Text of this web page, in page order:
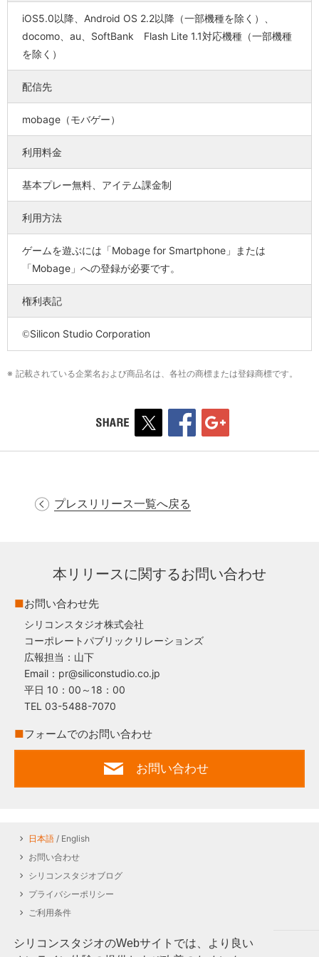
シリコンスタジオのWebサイトでは、より良い
iOS5.0以降、Android OS 2.2以降（一部機種を除く）、
docomo、au、SoftBank Flash Lite 1.1対応機種（一部機種
を除く）
配信先
mobage（モバゲー）
利用料金
基本プレー無料、アイテム課金制
利用方法
ゲームを遊ぶには「Mobage for Smartphone」または
「Mobage」への登録が必要です。
権利表記
©Silicon Studio Corporation
※ 記載されている企業名および商品名は、各社の商標または登録商標です。
プレスリリース一覧へ戻る
本リリースに関するお問い合わせ
■お問い合わせ先
シリコンスタジオ株式会社
コーポレートパブリックリレーションズ
広報担当：山下
Email：pr@siliconstudio.co.jp
平日 10：00～18：00
TEL 03-5488-7070
■フォームでのお問い合わせ
お問い合わせ
日本語 / English
お問い合わせ
シリコンスタジオブログ
プライバシーポリシー
ご利用条件
Follow us